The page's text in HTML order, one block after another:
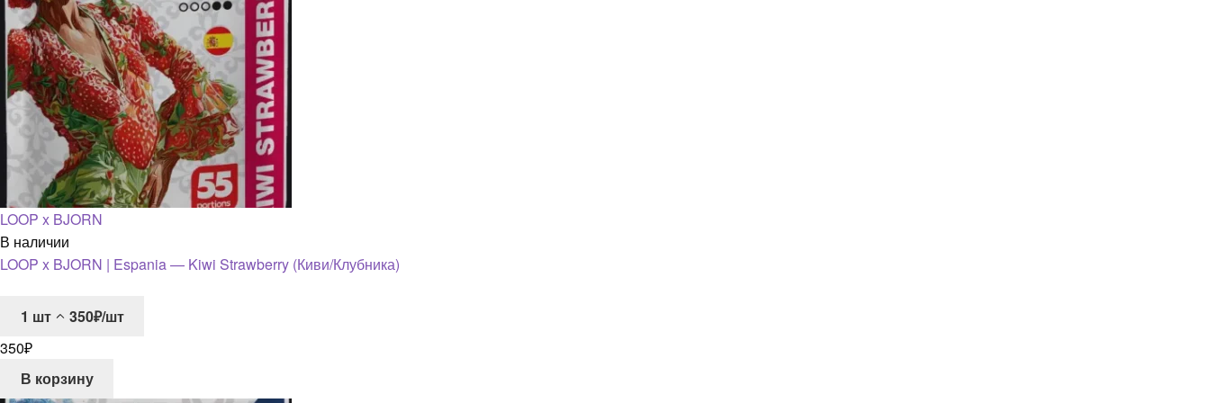
LOOP x BJORN
В наличии
LOOP x BJORN | Espania — Kiwi Strawberry (Киви/Клубника)
1 шт
350₽/шт
350₽
В корзину